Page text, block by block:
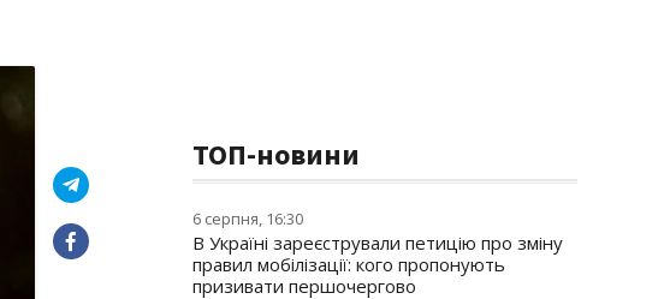
ТОП-новини
6 серпня, 16:30
В Україні зареєстрували петицію про зміну
правил мобілізації: кого пропонують
призивати першочергово